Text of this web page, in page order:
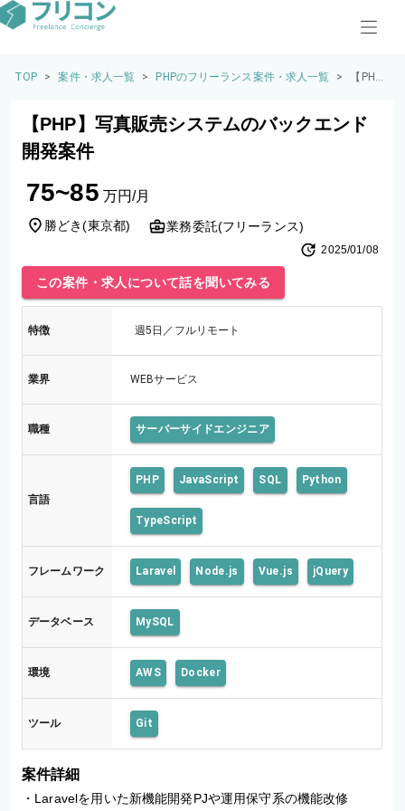
TOP > 案件・求人一覧 > PHPのフリーランス案件・求人一覧 >
【PH
システ
【PHP】写真販売システムのバックエンド
開発案件
75~85 万円/月
勝どき(東京都) 業務委託(フリーランス)
2025/01/08
この案件・求人について話を聞いてみる
特徴 週5日／フルリモート
業界 WEBサービス
職種 サーバーサイドエンジニア
言語
PHP JavaScript SQL Python
TypeScript
フレームワーク Laravel Node.js Vue.js jQuery
データベース MySQL
環境 AWS Docker
ツール Git
案件詳細
・Laravelを用いた新機能開発PJや運用保守系の機能改修